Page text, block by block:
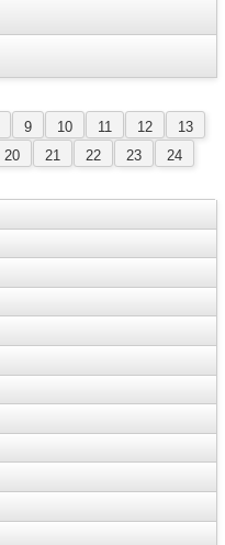
9 10 11 12
13
20 21 22 23
24